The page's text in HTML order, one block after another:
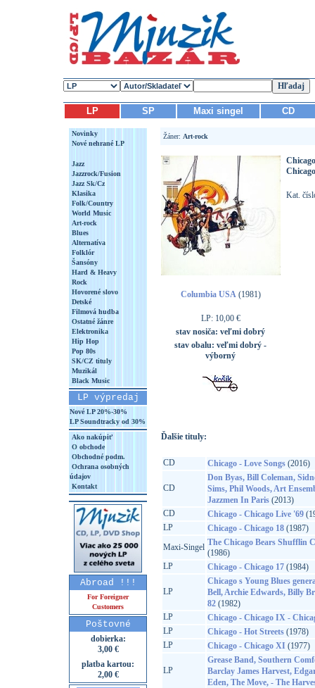
LP SP Maxi singel CD
Novinky
Nové nehrané LP
Jazz
Jazzrock/Fusion
Jazz Sk/Cz
Klasika
Folk/Country
World Music
Art-rock
Blues
Alternatíva
Folklór
Šansóny
Hard & Heavy
Rock
Hovorené slovo
Detské
Filmová hudba
Ostatné žánre
Elektronika
Hip Hop
Pop 80s
SK/CZ tituly
Muzikál
Black Music
LP výpredaj
Nové LP 20%-30%
LP Soundtracky od 30%
Ako nakúpiť
O obchode
Obchodné podm.
Ochrana osobných
údajov
Kontakt
Abroad !!!
For Foreigner
Customers
Poštovné
dobierka:
3,00 €
platba kartou:
2,00 €
Žáner: Art-rock
Columbia USA(1981)
LP: 10,00 €
stav nosiča: veľmi dobrý
stav obalu: veľmi dobrý -
výborný
Chicago
Kat.
Ďalšie tituly:
CD Chicago - Love Songs(2016)
CD
Don Byas, Bill Coleman,
Sims, Phil Woods, Art
Jazzmen In Paris(2013)
CD
Chicago - Chicago Live '69
LP
Chicago - Chicago 18(1987)
Maxi-Singel The Chicago Bears Shufflin
(1986)
LP
Chicago - Chicago 17(1984)
LP
Chicago s Young Blues
Bell, Archie Edwards, Billy
82(1982)
LP
Chicago - Chicago IX -
LP
Chicago - Hot Streets(1978)
LP
Chicago - Chicago XI (1977)
LP
Grease Band, Southern
Barclay James Harvest,
Eden, The Move, - The